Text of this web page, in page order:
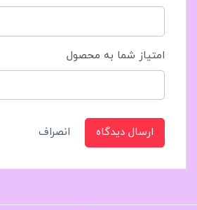
امتیاز شما به محصول
ارسال دیدگاه انصراف